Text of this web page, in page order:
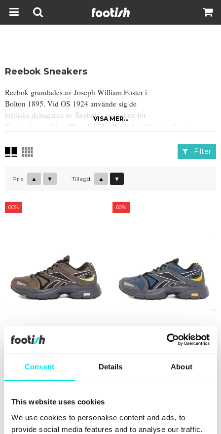
Consent Details About
This website uses cookies
We use cookies to personalise content and ads, to
provide social media features and to analyse our traffic.
Reebok Sneakers
Reebok grundades av Joseph William Foster i
Bolton 1895. Vid OS 1924 använde sig de
brittiska deltagarna av Reebok's produkter för
första gången. Idag tillhandahåller Reebok ett brett sortiment av
Leather.
VISA MER...
Filter
Pris ▲ ▼ Tillagd ▲ ▼
Reebok Rbk Premier Road
60%
Reebok Rbk Premier Road
60%